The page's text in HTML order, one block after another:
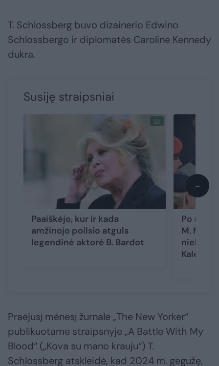
T. Schlossberg buvo dizainerio Edwino
Schlossbergo ir diplomatės Caroline Kennedy
dukra.
Susiję straipsniai
Paaiškėjo, kur ir kada
amžinojo poilsio atguls
legendinė aktorė B. Bardot
Po
M.
niekada
Kalėdas
→
Praėjusį mėnesį žurnale „The New Yorker“
publikuotame straipsnyje „A Battle With My
Blood“ („Kova su mano krauju“) T.
Schlossberg atskleidė, kad 2024 m. gegužę,